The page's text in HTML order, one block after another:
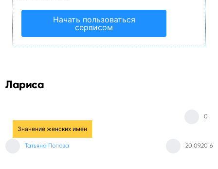
Начать пользоваться
сервисом
Лариса
Значение женских имен
Татьяна Попова 20.09.2016
0